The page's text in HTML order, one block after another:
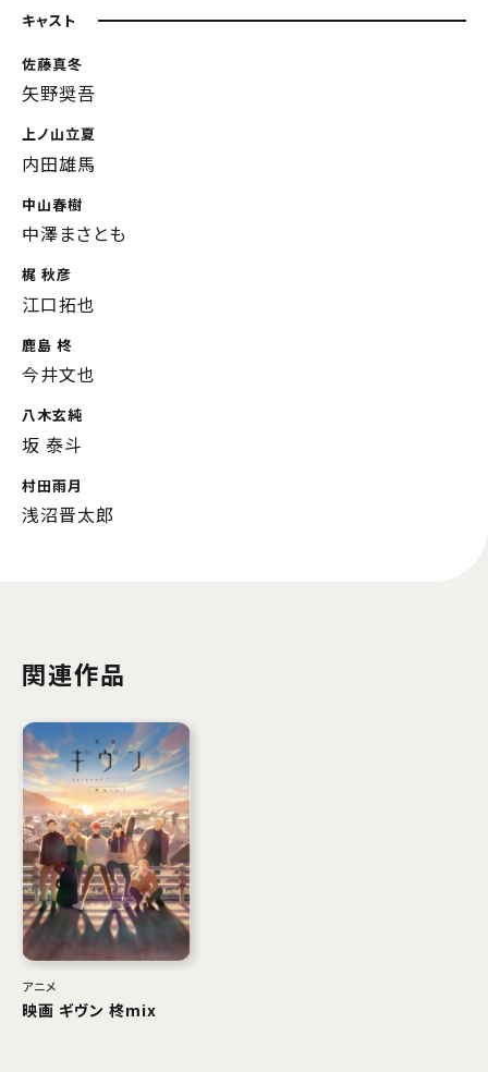
キャスト
佐藤真冬
矢野奨吾
上ノ山立夏
内田雄馬
中山春樹
中澤まさとも
梶 秋彦
江口拓也
鹿島 柊
今井文也
八木玄純
坂 泰斗
村田雨月
浅沼晋太郎
関連作品
アニメ
映画 ギヴン 柊mix